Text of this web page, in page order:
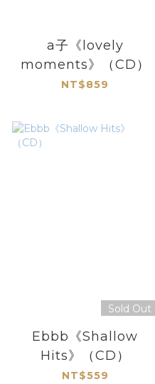
a子《lovely
moments》（CD）
NT$859
Sold Out
Ebbb《Shallow
Hits》（CD）
NT$559